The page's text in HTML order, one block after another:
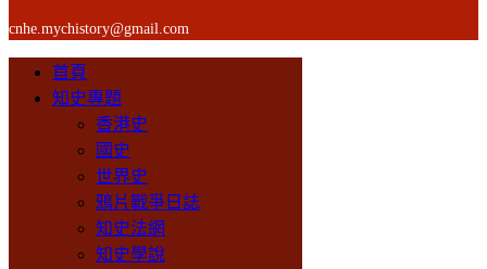
cnhe.mychistory@gmail.com
首頁
知史專題
香港史
國史
世界史
鴉片戰爭日誌
知史法網
知史學說